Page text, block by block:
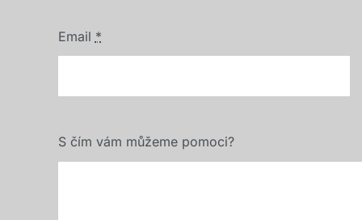
Email *
S čím vám můžeme pomoci?